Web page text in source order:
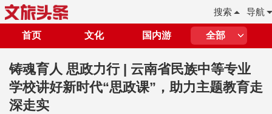
导航
搜索
首页 文化 国内游 全部
铸魂育人 思政力行 | 云南省民族中等专业
学校讲好新时代“思政课”，助力主题教育走
深走实